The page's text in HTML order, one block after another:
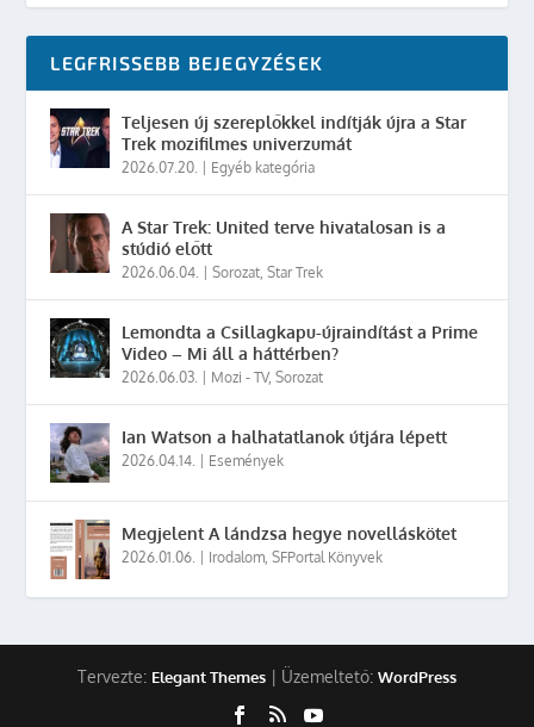
LEGFRISSEBB BEJEGYZÉSEK
Teljesen új szereplőkkel indítják újra a Star
Trek mozifilmes univerzumát
2026.07.20. Egyéb kategória
A Star Trek: United terve hivatalosan is a
stúdió előtt
2026.06.04. |Sorozat,Star Trek
Lemondta a Csillagkapu-újraindítást a Prime
Video – Mi áll a háttérben?
2026.06.03. Mozi - TV,Sorozat
Ian Watson a halhatatlanok útjára lépett
2026.04.14. Események
Megjelent A lándzsa hegye novelláskötet
2026.01.06. Irodalom,SFPortal Könyvek
Tervezte: Elegant Themes | Üzemeltető: WordPress